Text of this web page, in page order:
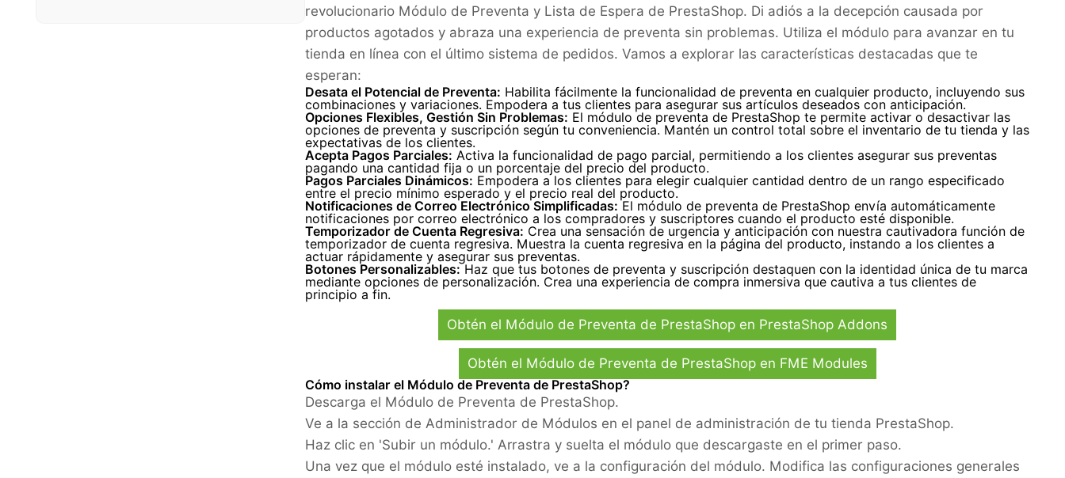
revolucionario Módulo de Preventa y Lista de Espera de PrestaShop. Di adiós a la decepción causada por
productos agotados y abraza una experiencia de preventa sin problemas. Utiliza el módulo para avanzar en tu
tienda en línea con el último sistema de pedidos. Vamos a explorar las características destacadas que te
esperan:
Desata el Potencial de Preventa: Habilita fácilmente la funcionalidad de preventa en cualquier producto, incluyendo sus
combinaciones y variaciones. Empodera a tus clientes para asegurar sus artículos deseados con anticipación.
Opciones Flexibles, Gestión Sin Problemas: El módulo de preventa de PrestaShop te permite activar o desactivar las
opciones de preventa y suscripción según tu conveniencia. Mantén un control total sobre el inventario de tu tienda y las
expectativas de los clientes.
Acepta Pagos Parciales: Activa la funcionalidad de pago parcial, permitiendo a los clientes asegurar sus preventas
pagando una cantidad fija o un porcentaje del precio del producto.
Pagos Parciales Dinámicos: Empodera a los clientes para elegir cualquier cantidad dentro de un rango especificado
entre el precio mínimo esperado y el precio real del producto.
Notificaciones de Correo Electrónico Simplificadas: El módulo de preventa de PrestaShop envía automáticamente
notificaciones por correo electrónico a los compradores y suscriptores cuando el producto esté disponible.
Temporizador de Cuenta Regresiva: Crea una sensación de urgencia y anticipación con nuestra cautivadora función de
temporizador de cuenta regresiva. Muestra la cuenta regresiva en la página del producto, instando a los clientes a
actuar rápidamente y asegurar sus preventas.
Botones Personalizables:Haz que tus botones de preventa y suscripción destaquen con la identidad única de tu marca
mediante opciones de personalización. Crea una experiencia de compra inmersiva que cautiva a tus clientes de
principio a fin.
Obtén el Módulo de Preventa de PrestaShop en PrestaShop Addons
Obtén el Módulo de Preventa de PrestaShop en FME Modules
Cómo instalar el Módulo de Preventa de PrestaShop?
Descarga el Módulo de Preventa de PrestaShop.
Ve a la sección de Administrador de Módulos en el panel de administración de tu tienda PrestaShop.
Haz clic en 'Subir un módulo.' Arrastra y suelta el módulo que descargaste en el primer paso.
Una vez que el módulo esté instalado, ve a la configuración del módulo. Modifica las configuraciones generales